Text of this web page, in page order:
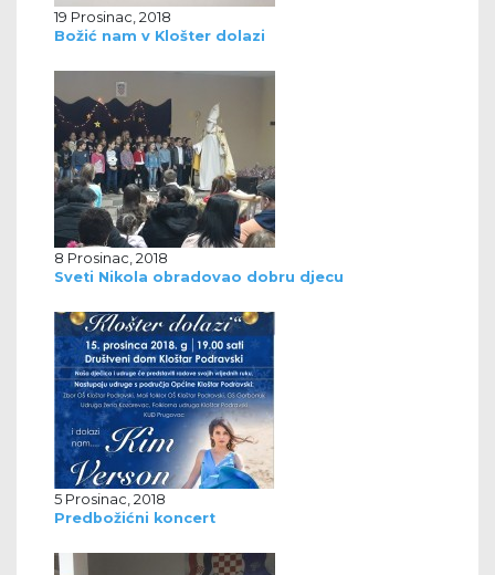
19 Prosinac, 2018
Božić nam v Klošter dolazi
8 Prosinac, 2018
Sveti Nikola obradovao dobru djecu
5 Prosinac, 2018
Predbožićni koncert